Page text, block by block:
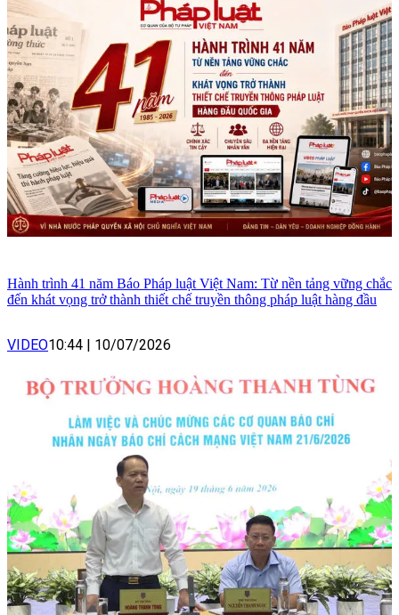
Hành trình 41 năm Báo Pháp luật Việt Nam: Từ nền tảng vững chắc
đến khát vọng trở thành thiết chế truyền thông pháp luật hàng đầu
VIDEO10:44 10/07/2026